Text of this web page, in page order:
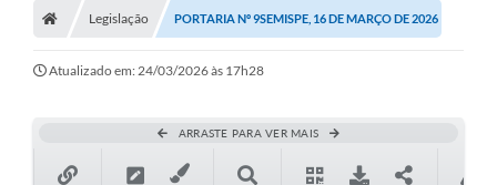
Legislação PORTARIA Nº 9SEMISPE, 16 DE MARÇO DE 2026
Atualizado em: 24/03/2026 às 17h28
ARRASTE PARA VER MAIS